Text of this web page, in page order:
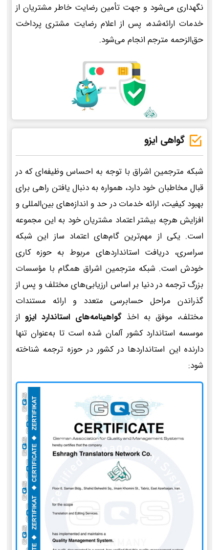
نگهداری می‌شود و جهت تأمین رضایت خاطر مشتریان از
خدمات ارائه‌شده، پس از اعلام رضایت مشتری پرداخت
حق‌الزحمه مترجم انجام می‌شود.
گواهی ایزو
شبکه مترجمین اشراق با توجه به احساس وظیفه‌ای که در
قبال مخاطبان خود دارد، همواره به دنبال یافتن راهی برای
بهبود کیفیت، ارائه خدمات در حد و اندازه‌های بین‌المللی و
افزایش هرچه بیشتر اعتماد مشتریان خود به این مجموعه
است. یکی از مهم‌ترین گام‌های اعتماد ساز این شبکه
سراسری، دریافت استانداردهای مربوط به حوزه کاری
خودش است. شبکه مترجمین اشراق همگام با مؤسسات
بزرگ ترجمه در دنیا بر اساس ارزیابی‌های مختلف و پس از
گذراندن مراحل حسابرسی متعدد و ارائه مستندات
مختلف، موفق به اخذ گواهینامه‌های استاندارد ایزو از
موسسه استاندارد کشور آلمان شده است تا به‌عنوان تنها
دارنده این استانداردها در کشور در حوزه ترجمه شناخته
شود: